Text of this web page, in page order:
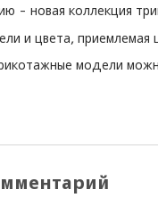
- новая коллекция
и цвета, приемлемая
модели